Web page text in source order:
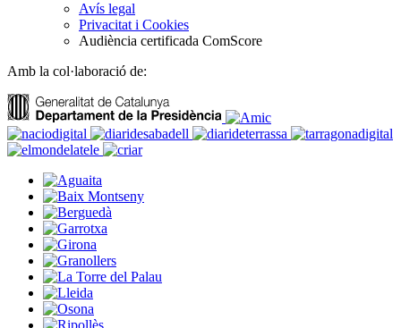
Avís legal
Privacitat i Cookies
Audiència certificada ComScore
Amb la col·laboració de: